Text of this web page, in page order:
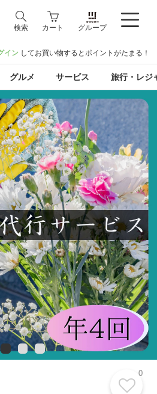
検索 カート グループ
イン してお買い物するとポイントがたまる！
グルメ サービス 旅行・レジ
0